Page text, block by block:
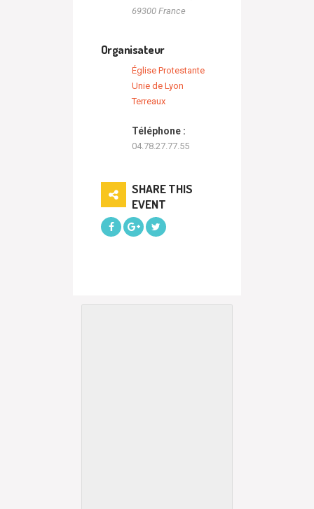
69300 France
Organisateur
Église Protestante
Unie de Lyon
Terreaux
Téléphone :
04.78.27.77.55
SHARE THIS
EVENT